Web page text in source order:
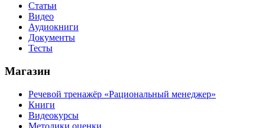
Статьи
Видео
Аудиокниги
Документы
Тесты
Магазин
Речевой тренажёр «Рациональный менеджер»
Книги
Видеокурсы
Методики оценки